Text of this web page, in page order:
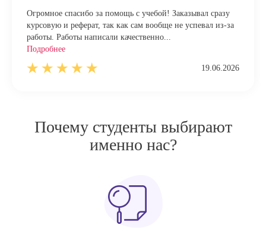
Огромное спасибо за помощь с учебой! Заказывал сразу
курсовую и реферат, так как сам вообще не успевал из-за
работы. Работы написали качественно...
Подробнее
19.06.2026
Почему студенты выбирают
именно нас?